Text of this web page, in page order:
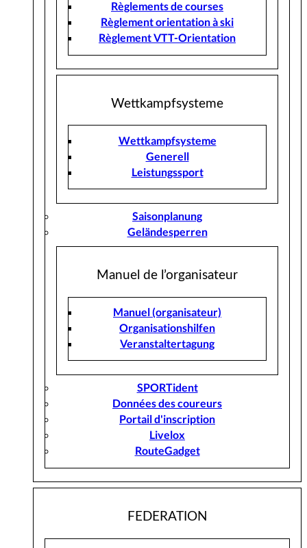
Règlements de courses
Règlement orientation à ski
Règlement VTT-Orientation
Wettkampfsysteme
Wettkampfsysteme
Generell
Leistungssport
Saisonplanung
Geländesperren
Manuel de l’organisateur
Manuel (organisateur)
Organisationshilfen
Veranstaltertagung
SPORTident
Données des coureurs
Portail d'inscription
Livelox
RouteGadget
FEDERATION